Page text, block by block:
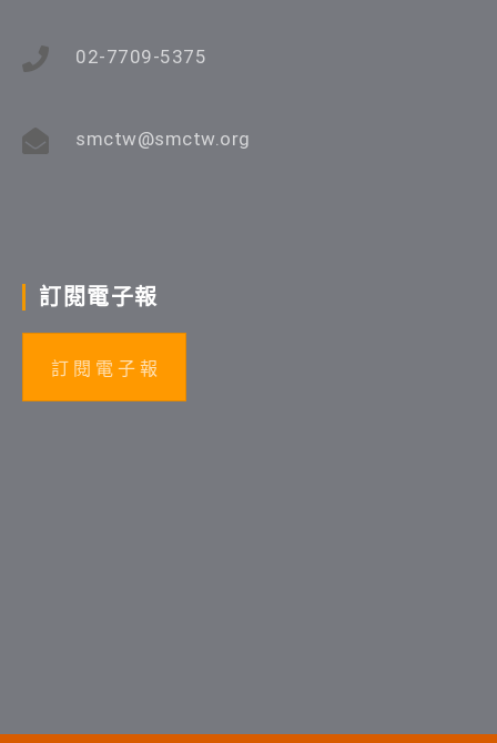
02-7709-5375
smctw@smctw.org
訂閱電子報
訂 閱 電 子 報